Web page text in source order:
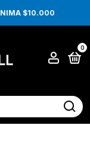
$10.000
0